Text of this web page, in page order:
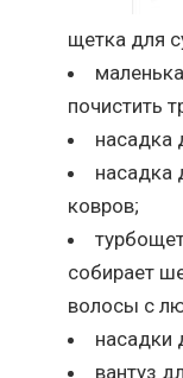
щетка для
почистить
насадка
насадка
ковров;
собирает
волосы с
насадки
вантуз